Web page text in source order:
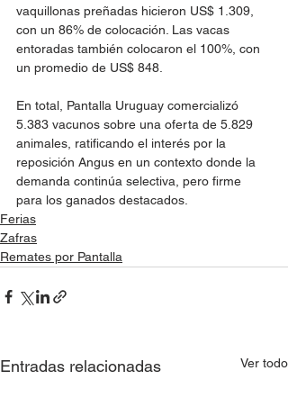
vaquillonas preñadas hicieron US$ 1.309,
con un 86% de colocación. Las vacas
entoradas también colocaron el 100%, con
un promedio de US$ 848.
En total, Pantalla Uruguay comercializó
5.383 vacunos sobre una oferta de 5.829
animales, ratificando el interés por la
reposición Angus en un contexto donde la
demanda continúa selectiva, pero firme
para los ganados destacados.
Ferias
Zafras
Remates por Pantalla
Entradas relacionadas Ver todo